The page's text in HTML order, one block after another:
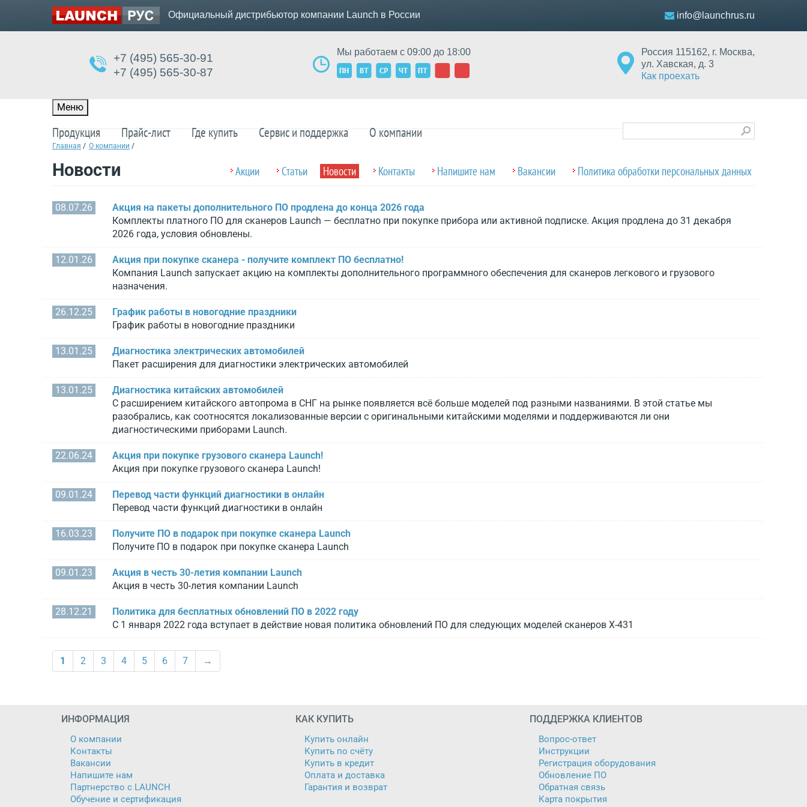
Официальный дистрибьютор компании Launch в России info@launchrus.ru
+7 (495) 565-30-91
+7 (495) 565-30-87
Мы работаем с 09:00 до 18:00 Россия 115162, г. Москва,
ул. Хавская, д. 3
Как проехать
Меню
Продукция Прайс-лист Где купить Сервис и поддержка О компании
Главная / О компании /
Новости Акции Статьи Новости Контакты Напишите нам Вакансии Политика обработки персональных данных
08.07.26
Акция на пакеты дополнительного ПО продлена до конца 2026 года
Комплекты платного ПО для сканеров Launch — бесплатно при покупке прибора или активной подписке. Акция продлена до 31 декабря
2026 года, условия обновлены.
12.01.26
Акция при покупке сканера - получите комплект ПО бесплатно!
Компания Launch запускает акцию на комплекты дополнительного программного обеспечения для сканеров легкового и грузового
назначения.
26.12.25
График работы в новогодние праздники
График работы в новогодние праздники
13.01.25
Диагностика электрических автомобилей
Пакет расширения для диагностики электрических автомобилей
13.01.25
Диагностика китайских автомобилей
С расширением китайского автопрома в СНГ на рынке появляется всё больше моделей под разными названиями. В этой статье мы
разобрались, как соотносятся локализованные версии с оригинальными китайскими моделями и поддерживаются ли они
диагностическими приборами Launch.
22.06.24
Акция при покупке грузового сканера Launch!
Акция при покупке грузового сканера Launch!
09.01.24
Перевод части функций диагностики в онлайн
Перевод части функций диагностики в онлайн
16.03.23
Получите ПО в подарок при покупке сканера Launch
Получите ПО в подарок при покупке сканера Launch
09.01.23
Акция в честь 30-летия компании Launch
Акция в честь 30-летия компании Launch
28.12.21
Политика для бесплатных обновлений ПО в 2022 году
С 1 января 2022 года вступает в действие новая политика обновлений ПО для следующих моделей сканеров X-431
1 2 3 4 5 6 7 →
ИНФОРМАЦИЯ
О компании
Контакты
Вакансии
Напишите нам
Партнерство с LAUNCH
Обучение и сертификация
КАК КУПИТЬ
Купить онлайн
Купить по счёту
Купить в кредит
Оплата и доставка
Гарантия и возврат
ПОДДЕРЖКА КЛИЕНТОВ
Вопрос-ответ
Инструкции
Регистрация оборудования
Обновление ПО
Обратная связь
Карта покрытия